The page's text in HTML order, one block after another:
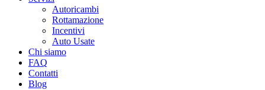
Autoricambi
Rottamazione
Incentivi
Auto Usate
Chi siamo
FAQ
Contatti
Blog